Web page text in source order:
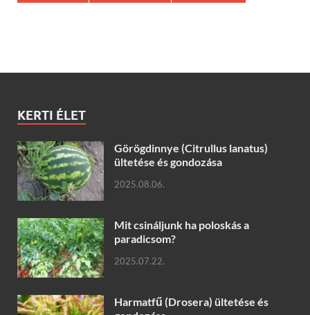
KERTI ÉLET
Görögdinnye (Citrullus lanatus)
ültetése és gondozása
2025.08.06.
Mit csináljunk ha poloskás a
paradicsom?
2025.07.22.
Harmatfű (Drosera) ültetése és